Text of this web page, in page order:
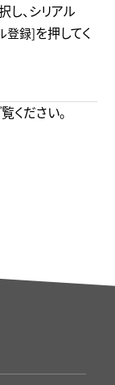
し、シリアル
登録]を押してく
ください。